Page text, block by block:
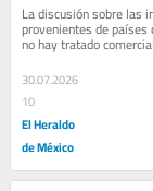
La discusión sobre las
provenientes de países
no hay tratado
particular las
vehículos...
30.07.2026
10
El Heraldo
de México